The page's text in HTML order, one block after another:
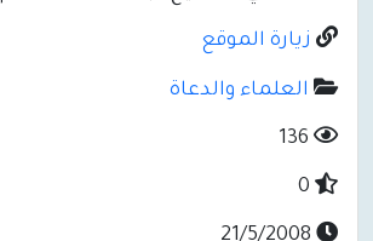
زيارة الموقع
العلماء والدعاة